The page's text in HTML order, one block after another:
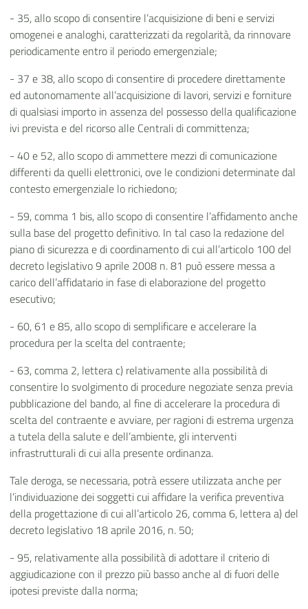
- 35, allo scopo di consentire l’acquisizione di beni e servizi
omogenei e analoghi, caratterizzati da regolarità, da rinnovare
periodicamente entro il periodo emergenziale;
- 37 e 38, allo scopo di consentire di procedere direttamente
ed autonomamente all’acquisizione di lavori, servizi e forniture
di qualsiasi importo in assenza del possesso della qualificazione
ivi prevista e del ricorso alle Centrali di committenza;
- 40 e 52, allo scopo di ammettere mezzi di comunicazione
differenti da quelli elettronici, ove le condizioni determinate dal
contesto emergenziale lo richiedono;
- 59, comma 1 bis, allo scopo di consentire l’affidamento anche
sulla base del progetto definitivo. In tal caso la redazione del
piano di sicurezza e di coordinamento di cui all’articolo 100 del
decreto legislativo 9 aprile 2008 n. 81 può essere messa a
carico dell’affidatario in fase di elaborazione del progetto
esecutivo;
- 60, 61 e 85, allo scopo di semplificare e accelerare la
procedura per la scelta del contraente;
- 63, comma 2, lettera c) relativamente alla possibilità di
consentire lo svolgimento di procedure negoziate senza previa
pubblicazione del bando, al fine di accelerare la procedura di
scelta del contraente e avviare, per ragioni di estrema urgenza
a tutela della salute e dell’ambiente, gli interventi
infrastrutturali di cui alla presente ordinanza.
Tale deroga, se necessaria, potrà essere utilizzata anche per
l’individuazione dei soggetti cui affidare la verifica preventiva
della progettazione di cui all’articolo 26, comma 6, lettera a) del
decreto legislativo 18 aprile 2016, n. 50;
- 95, relativamente alla possibilità di adottare il criterio di
aggiudicazione con il prezzo più basso anche al di fuori delle
ipotesi previste dalla norma;